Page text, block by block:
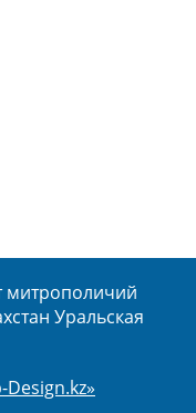
митрополичий
Уральская
Design.kz»